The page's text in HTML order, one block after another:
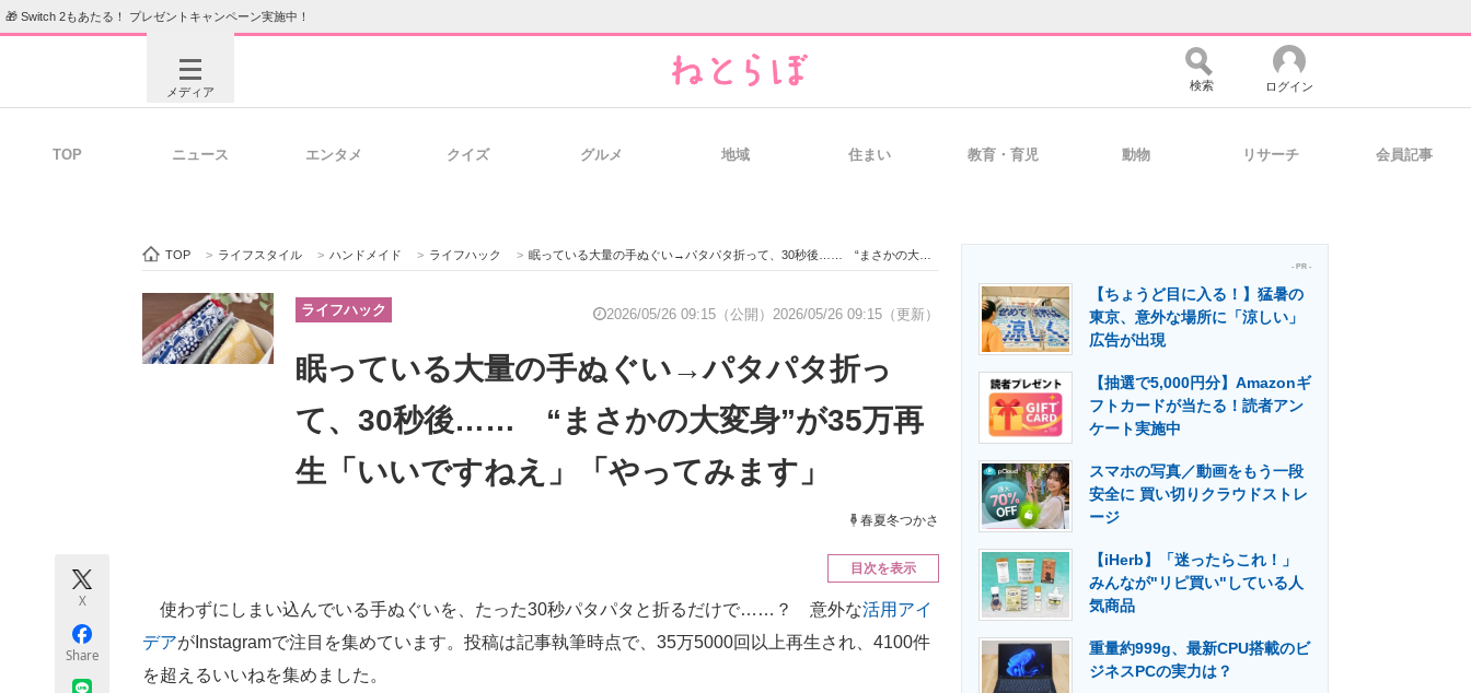
🎁 Switch 2もあたる！ プレゼントキャンペーン実施中！
メディア
ビジネスと働き方のヒント 経営リーダーのコミュニティ マーケ×ITの今がよく分かる
企業向けIT製品の総合サイト IT製品の技術・比較・事例 製造業のIT導入・活用を支援
エネルギーの専門メディア 建設×テクノロジーの最前線
ちょっと気になるネットの話題
検索 ログイン
TOP ニュース エンタメ クイズ グルメ 地域 住まい 教育・育児 動物 リサーチ 会員記事
TOP > ライフスタイル > ハンドメイド > ライフハック > 眠っている大量の手ぬぐい→パタパタ折って、30秒後…… “まさかの大変身”が35万再生「いいですねえ」「やってみます」
ライフハック 2026/05/26 09:15（公開） 2026/05/26 09:15（更新）
眠っている大量の手ぬぐい→パタパタ折っ
て、30秒後…… “まさかの大変身”が35万再
生「いいですねえ」「やってみます」
春夏冬つかさ
X
Share
目次を表示
使わずにしまい込んでいる手ぬぐいを、たった30秒パタパタと折るだけで……？ 意外な活用アイ
デアがInstagramで注目を集めています。投稿は記事執筆時点で、35万5000回以上再生され、4100件
を超えるいいねを集めました。
- PR -
【ちょうど目に入る！】猛暑の
東京、意外な場所に「涼しい」
広告が出現
【抽選で5,000円分】Amazonギ
フトカードが当たる！読者アン
ケート実施中
スマホの写真／動画をもう一段
安全に 買い切りクラウドストレ
ージ
【iHerb】「迷ったらこれ！」
みんなが"リピ買い"している人
気商品
重量約999g、最新CPU搭載のビ
ジネスPCの実力は？